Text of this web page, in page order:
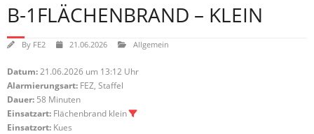
B-1FLÄCHENBRAND – KLEIN
By FE2 21.06.2026 Allgemein
Datum:21.06.2026 um 13:12 Uhr
Alarmierungsart: FEZ, Staffel
Dauer: 58 Minuten
Einsatzart: Flächenbrand klein
Einsatzort: Kues